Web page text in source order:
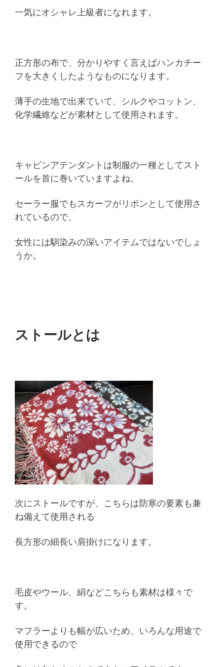
一気にオシャレ上級者になれます。
正方形の布で、分かりやすく言えばハンカチー
フを大きくしたようなものになります。
薄手の生地で出来ていて、シルクやコットン、
化学繊維などが素材として使用されます。
キャビンアテンダントは制服の一種としてスト
ールを首に巻いていますよね。
セーラー服でもスカーフがリボンとして使用さ
れているので、
女性には馴染みの深いアイテムではないでしょ
うか。
ストールとは
次にストールですが、こちらは防寒の要素も兼
ね備えて使用される
長方形の細長い肩掛けになります。
毛皮やウール、絹などこちらも素材は様々で
す。
マフラーよりも幅が広いため、いろんな用途で
使用できるので